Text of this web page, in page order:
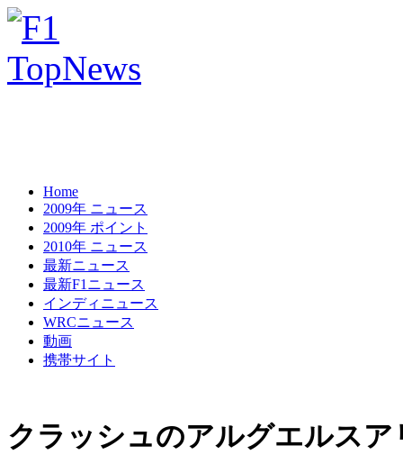
Home
2009年 ニュース
2009年 ポイント
2010年 ニュース
最新ニュース
最新F1ニュース
インディニュース
WRCニュース
動画
携帯サイト
クラッシュのアルグエルス